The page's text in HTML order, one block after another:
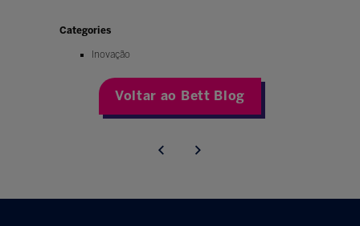
Categories
Inovação
Voltar ao Bett Blog